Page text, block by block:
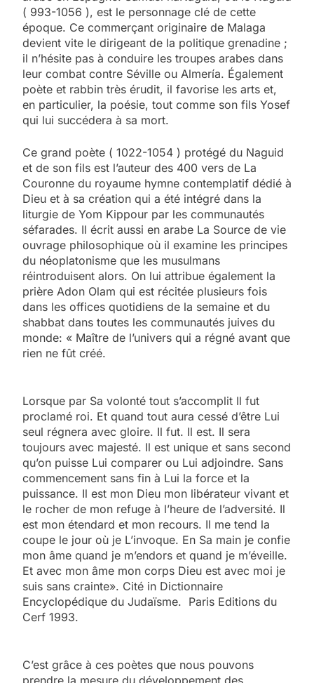
( 993-1056 ), est le personnage clé de cette
époque. Ce commerçant originaire de Malaga
devient vite le dirigeant de la politique grenadine ;
il n’hésite pas à conduire les troupes arabes dans
leur combat contre Séville ou Almería. Également
poète et rabbin très érudit, il favorise les arts et,
en particulier, la poésie, tout comme son fils Yosef
qui lui succédera à sa mort.
Ce grand poète ( 1022-1054 ) protégé du Naguid
et de son fils est l’auteur des 400 vers de La
Couronne du royaume hymne contemplatif dédié à
Dieu et à sa création qui a été intégré dans la
liturgie de Yom Kippour par les communautés
séfarades. Il écrit aussi en arabe La Source de vie
ouvrage philosophique où il examine les principes
du néoplatonisme que les musulmans
réintroduisent alors. On lui attribue également la
prière Adon Olam qui est récitée plusieurs fois
dans les offices quotidiens de la semaine et du
shabbat dans toutes les communautés juives du
monde: « Maître de l’univers qui a régné avant que
rien ne fût créé.
Lorsque par Sa volonté tout s’accomplit Il fut
proclamé roi. Et quand tout aura cessé d’être Lui
seul régnera avec gloire. Il fut. Il est. Il sera
toujours avec majesté. Il est unique et sans second
qu’on puisse Lui comparer ou Lui adjoindre. Sans
commencement sans fin à Lui la force et la
puissance. Il est mon Dieu mon libérateur vivant et
le rocher de mon refuge à l’heure de l’adversité. Il
est mon étendard et mon recours. Il me tend la
coupe le jour où je L’invoque. En Sa main je confie
mon âme quand je m’endors et quand je m’éveille.
Et avec mon âme mon corps Dieu est avec moi je
suis sans crainte». Cité in Dictionnaire
Encyclopédique du Judaïsme. Paris Editions du
Cerf 1993.
C’est grâce à ces poètes que nous pouvons
prendre la mesure du développement des